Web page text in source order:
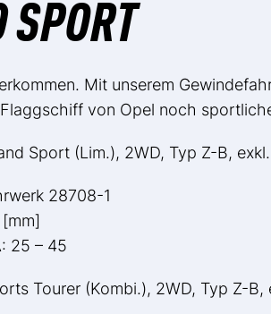
Mit unserem
von Opel noch
Sport (Lim.), 2WD, Typ Z-B,
28708-1
25 – 45
Tourer (Kombi.), 2WD, Typ Z-B,